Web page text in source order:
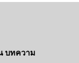
บทความ